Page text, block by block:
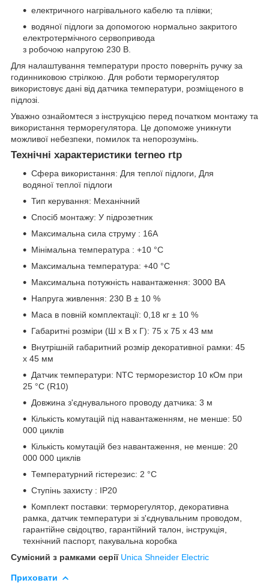
електричного нагрівального кабелю та плівки;
водяної підлоги за допомогою нормально закритого
електротермічного сервопривода
з робочою напругою 230 В.
Для налаштування температури просто поверніть ручку за
годинниковою стрілкою. Для роботи терморегулятор
використовує дані від датчика температури, розміщеного в
підлозі.
Уважно ознайомтеся з інструкцією перед початком монтажу та
використання терморегулятора. Це допоможе уникнути
можливої небезпеки, помилок та непорозумінь.
Технічні характеристики terneo rtp
Сфера використання: Для теплої підлоги, Для
водяної теплої підлоги
Тип керування: Механічний
Спосіб монтажу: У підрозетник
Максимальна сила струму : 16А
Мінімальна температура : +10 °C
Максимальна температура: +40 °C
Максимальна потужність навантаження: 3000 ВА
Напруга живлення: 230 В ± 10 %
Маса в повній комплектації: 0,18 кг ± 10 %
Габаритні розміри (Ш х В х Г): 75 х 75 х 43 мм
Внутрішній габаритний розмір декоративної рамки: 45
х 45 мм
Датчик температури: NTC терморезистор 10 кОм при
25 °С (R10)
Довжина з'єднувального проводу датчика: 3 м
Кількість комутацій під навантаженням, не менше: 50
000 циклів
Кількість комутацій без навантаження, не менше: 20
000 000 циклів
Температурний гістерезис: 2 °С
Ступінь захисту : ІР20
Комплект поставки: терморегулятор, декоративна
рамка, датчик температури зі з'єднувальним проводом,
гарантійне свідоцтво, гарантійний талон, інструкція,
технічний паспорт, пакувальна коробка
Сумісний з рамками серії Unica Shneider Electric
Приховати